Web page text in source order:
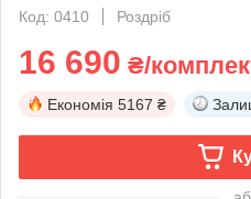
Код: 0410
Роздріб
16 690 ₴/
Економія 5167 ₴